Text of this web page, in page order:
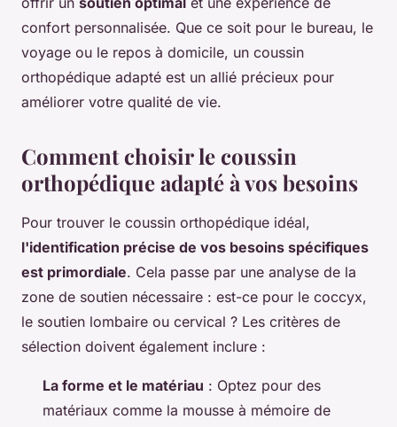
confort personnalisée. Que ce soit pour le bureau, le
voyage ou le repos à domicile, un coussin
orthopédique adapté est un allié précieux pour
améliorer votre qualité de vie.
Comment choisir le coussin
orthopédique adapté à vos besoins
Pour trouver le coussin orthopédique idéal,
l'identification précise de vos besoins spécifiques
est primordiale. Cela passe par une analyse de la
zone de soutien nécessaire : est-ce pour le coccyx,
le soutien lombaire ou cervical ? Les critères de
sélection doivent également inclure :
La forme et le matériau : Optez pour des
matériaux comme la mousse à mémoire de